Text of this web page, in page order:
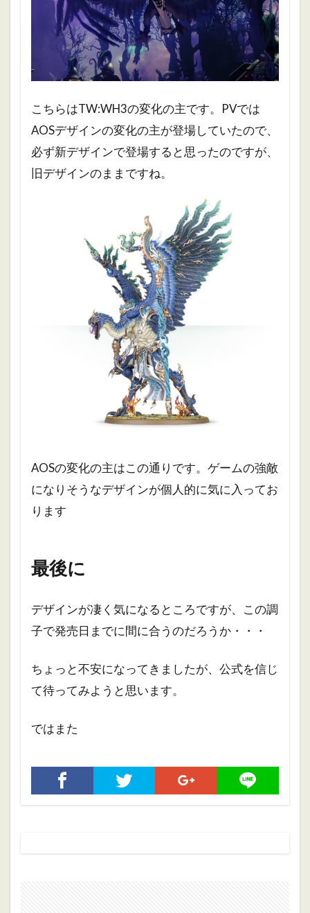
こちらはTW:WH3の変化の主です。PVでは
AOSデザインの変化の主が登場していたので、
必ず新デザインで登場すると思ったのですが、
旧デザインのままですね。
AOSの変化の主はこの通りです。ゲームの強敵
になりそうなデザインが個人的に気に入ってお
ります
最後に
デザインが凄く気になるところですが、この調
子で発売日までに間に合うのだろうか・・・
ちょっと不安になってきましたが、公式を信じ
て待ってみようと思います。
ではまた